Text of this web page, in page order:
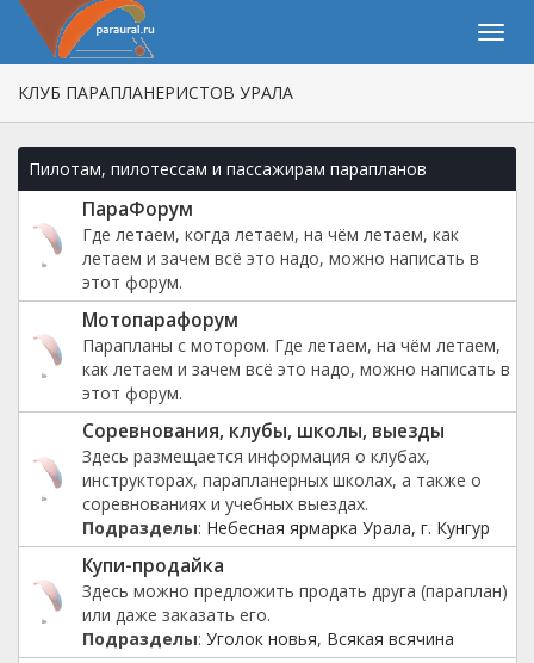
КЛУБ ПАРАПЛАНЕРИСТОВ УРАЛА
Пилотам, пилотессам и пассажирам парапланов
ПараФорум
Где летаем, когда летаем, на чём летаем, как
летаем и зачем всё это надо, можно написать в
этот форум.
Мотопарафорум
Парапланы с мотором. Где летаем, на чём летаем,
как летаем и зачем всё это надо, можно написать в
этот форум.
Соревнования, клубы, школы, выезды
Здесь размещается информация о клубах,
инструкторах, парапланерных школах, а также о
соревнованиях и учебных выездах.
Подразделы: Небесная ярмарка Урала, г. Кунгур
Купи-продайка
Здесь можно предложить продать друга (параплан)
или даже заказать его.
Подразделы: Уголок новья, Всякая всячина